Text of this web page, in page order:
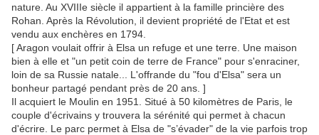
nature. Au XVIIIe siècle il appartient à la famille princière des
Rohan. Après la Révolution, il devient propriété de l'Etat et est
vendu aux enchères en 1794.
[ Aragon voulait offrir à Elsa un refuge et une terre. Une maison
bien à elle et "un petit coin de terre de France" pour s'enraciner,
loin de sa Russie natale... L'offrande du "fou d'Elsa" sera un
bonheur partagé pendant près de 20 ans. ]
Il acquiert le Moulin en 1951. Situé à 50 kilomètres de Paris, le
couple d'écrivains y trouvera la sérénité qui permet à chacun
d'écrire. Le parc permet à Elsa de "s’évader" de la vie parfois trop